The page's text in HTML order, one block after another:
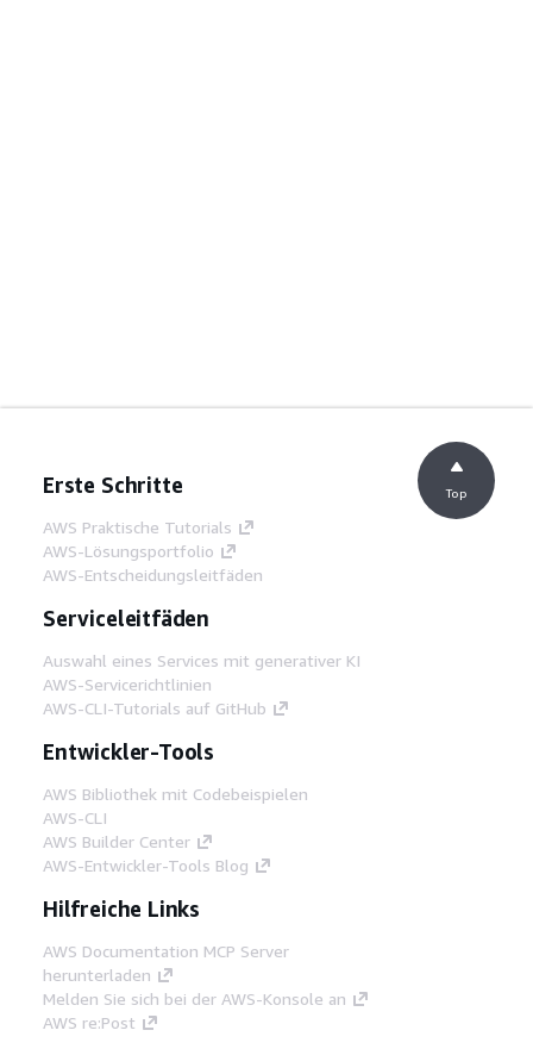
Erste Schritte
AWS Praktische Tutorials
AWS-Lösungsportfolio
AWS-Entscheidungsleitfäden
Serviceleitfäden
Auswahl eines Services mit generativer KI
AWS-Servicerichtlinien
AWS-CLI-Tutorials auf GitHub
Entwickler-Tools
AWS Bibliothek mit Codebeispielen
AWS-CLI
AWS Builder Center
AWS-Entwickler-Tools Blog
Hilfreiche Links
AWS Documentation MCP Server
herunterladen
Melden Sie sich bei der AWS-Konsole an
AWS re:Post
Top